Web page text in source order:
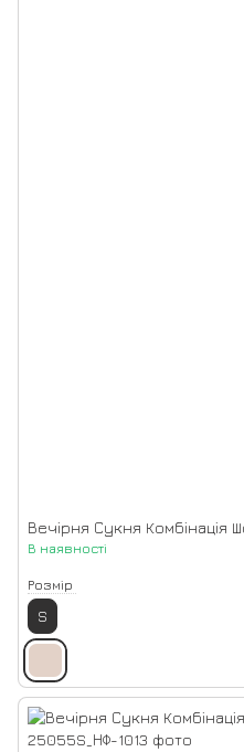
Вечірня Сукня Комбінація
В наявності
Розмір
S